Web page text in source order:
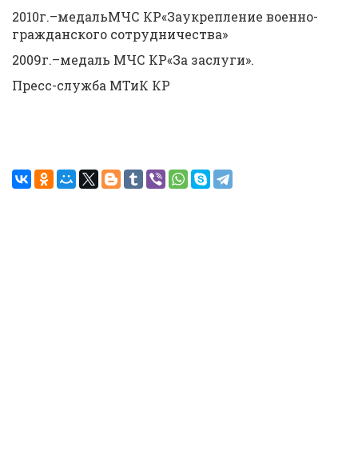
2010г.–медальМЧС КР«Заукрепление военно-
гражданского сотрудничества»
2009г.–медаль МЧС КР«За заслуги».
Пресс-служба МТиК КР